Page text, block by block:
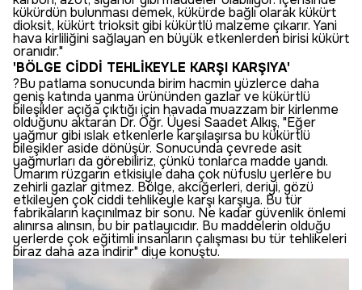
kükürdün bulunması demek, kükürde bağlı olarak kükürt
dioksit, kükürt trioksit gibi kükürtlü malzeme çıkarır. Yani
hava kirliliğini sağlayan en büyük etkenlerden birisi kükürt
oranıdır."
'BÖLGE CİDDİ TEHLİKEYLE KARŞI KARŞIYA'
?Bu patlama sonucunda birim hacmin yüzlerce daha
geniş katında yanma ürününden gazlar ve kükürtlü
bileşikler açığa çıktığı için havada muazzam bir kirlenme
olduğunu aktaran Dr. Öğr. Üyesi Saadet Alkış, "Eğer
yağmur gibi ıslak etkenlerle karşılaşırsa bu kükürtlü
bileşikler aside dönüşür. Sonucunda çevrede asit
yağmurları da görebiliriz, çünkü tonlarca madde yandı.
Umarım rüzgarın etkisiyle daha çok nüfuslu yerlere bu
zehirli gazlar gitmez. Bölge, akciğerleri, deriyi, gözü
etkileyen çok ciddi tehlikeyle karşı karşıya. Bu tür
fabrikaların kaçınılmaz bir sonu. Ne kadar güvenlik önlemi
alınırsa alınsın, bu bir patlayıcıdır. Bu maddelerin olduğu
yerlerde çok eğitimli insanların çalışması bu tür tehlikeleri
biraz daha aza indirir" diye konuştu.